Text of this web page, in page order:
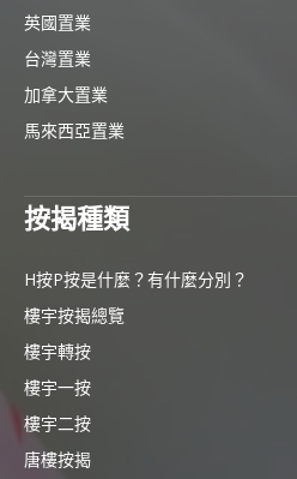
英國置業
台灣置業
加拿大置業
馬來西亞置業
按揭種類
H按P按是什麼？有什麼分別？
樓宇按揭總覽
樓宇轉按
樓宇一按
樓宇二按
唐樓按揭